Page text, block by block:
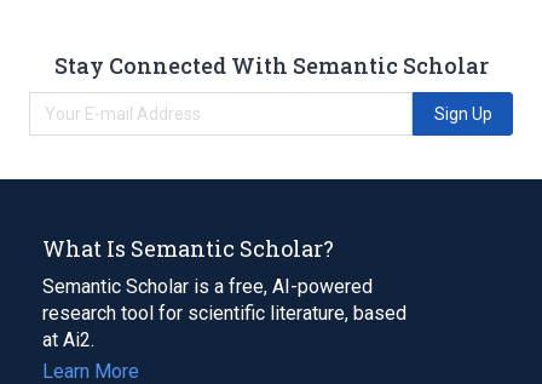
Stay Connected With Semantic Scholar
Sign Up
What Is Semantic Scholar?
Semantic Scholar is a free, AI-powered
research tool for scientific literature, based
at Ai2.
Learn More